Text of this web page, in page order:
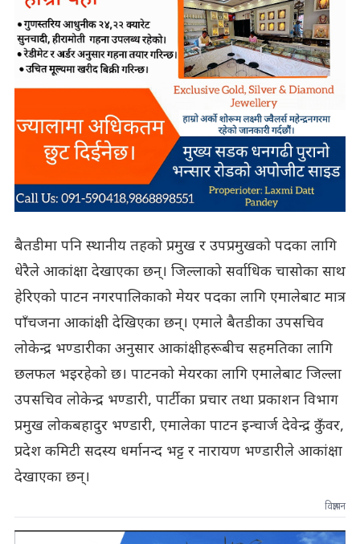
बैतडीमा पनि स्थानीय तहको प्रमुख र उपप्रमुखको पदका लागि
धेरैले आकांक्षा देखाएका छन्। जिल्लाको सर्वाधिक चासोका साथ
हेरिएको पाटन नगरपालिकाको मेयर पदका लागि एमालेबाट मात्र
पाँचजना आकांक्षी देखिएका छन्। एमाले बैतडीका उपसचिव
लोकेन्द्र भण्डारीका अनुसार आकांक्षीहरूबीच सहमतिका लागि
छलफल भइरहेको छ। पाटनको मेयरका लागि एमालेबाट जिल्ला
उपसचिव लोकेन्द्र भण्डारी, पार्टीका प्रचार तथा प्रकाशन विभाग
प्रमुख लोकबहादुर भण्डारी, एमालेका पाटन इन्चार्ज देवेन्द्र कुँवर,
प्रदेश कमिटी सदस्य धर्मानन्द भट्ट र नारायण भण्डारीले आकांक्षा
देखाएका छन्।
विज्ञापन